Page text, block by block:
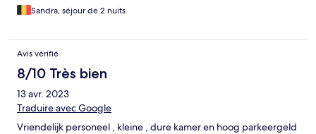
Sandra, séjour de 2 nuits
Avis vérifié
8/10 Très bien
13 avr. 2023
Traduire avec Google
Vriendelijk personeel , kleine , dure kamer en hoog parkeergeld